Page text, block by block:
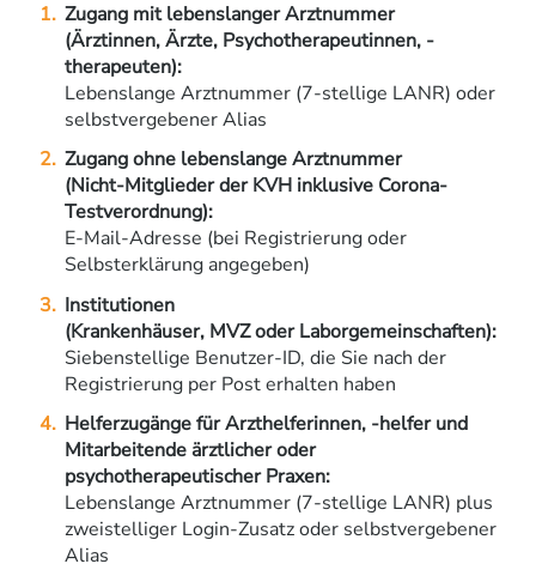
Zugang mit lebenslanger Arztnummer
(Ärztinnen, Ärzte, Psychotherapeutinnen, -
therapeuten):
Lebenslange Arztnummer (7-stellige LANR) oder
selbstvergebener Alias
Zugang ohne lebenslange Arztnummer
(Nicht-Mitglieder der KVH inklusive Corona-
Testverordnung):
E-Mail-Adresse (bei Registrierung oder
Selbsterklärung angegeben)
Institutionen
(Krankenhäuser, MVZ oder Laborgemeinschaften):
Siebenstellige Benutzer-ID, die Sie nach der
Registrierung per Post erhalten haben
Helferzugänge für Arzthelferinnen, -helfer und
Mitarbeitende ärztlicher oder
psychotherapeutischer Praxen:
Lebenslange Arztnummer (7-stellige LANR) plus
zweistelliger Login-Zusatz oder selbstvergebener
Alias